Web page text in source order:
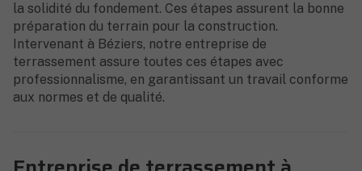
la solidité du fondement. Ces étapes assurent la bonne
préparation du terrain pour la construction.
Intervenant à Béziers, notre entreprise de
terrassement assure toutes ces étapes avec
professionnalisme, en garantissant un travail conforme
aux normes et de qualité.